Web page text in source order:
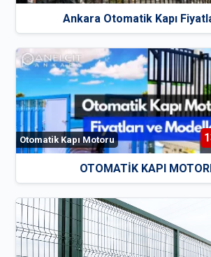
Ankara Otomatik Kapı
Otomatik Kapı Motoru
OTOMATİK KAPI